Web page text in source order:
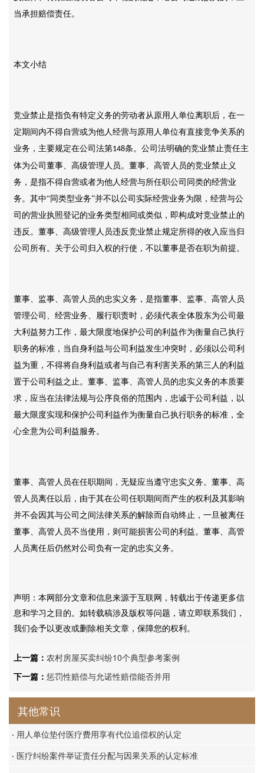
当承担赔偿责任。
本文小结
竞业禁止是指负有特定义务的劳动者从原用人单位离职后，在一
定期间内不得自营或为他人经营与原用人单位有直接竞争关系的
业务，主要规定在公司法第148条。公司法明确的竞业禁止责任主
体为公司董事、高级管理人员。董事、高管人员的竞业禁止义
务，是指不得自营或者为他人经营与所任职公司同类的经营业
务。其中“同类型业务”并不以公司实际经营业务为限，经营与公
司的营业执照登记的业务类型相同或类似，即构成对竞业禁止的
违反。董事、高级管理人员违反竞业禁止规定所得的收入应当归
公司所有。关于公司归入权的行使，不以董事是否在职为前提。
董事、监事、高管人员的忠实义务，是指董事、监事、高管人员
管理公司、经营业务、履行职责时，必须代表全体股东为公司最
大利益努力工作，最大限度地保护公司的利益作为衡量自己执行
职务的标准，当自身利益与公司利益发生冲突时，必须以公司利
益为重，不得将自身利益或者与自己有利害关系的第三人的利益
置于公司利益之止。董事、监事、高管人员的忠实义务的本质要
求，应当在法律法规与公序良俗的范围内，忠诚于公司利益，以
最大限度实现和保护公司利益作为衡量自己执行职务的标准，全
心全意为公司利益服务。
董事、高管人员在任职期间，无疑应当遵守忠实义务。董事、高
管人员离任以后，由于其在公司任职期间而产生的权利及其影响
并不会因其与公司之间法律关系的解除而自动终止，一旦被离任
董事、高管人员不当使用，则可能损害公司的利益。董事、高管
人员离任后仍然对公司负有一定的忠实义务。
声明：本网部分文章和信息来源于互联网，转载出于传递更多信
息和学习之目的。如转载稿涉及版权等问题，请立即联系我们，
我们会予以更改或删除相关文章，保障您的权利。
上一篇： 农村房屋买卖纠纷10个典型参考案例
下一篇：惩罚性赔偿与允诺性赔偿能否并用
其他常识
· 用人单位垫付医疗费用享有代位追偿权的认定
· 医疗纠纷案件举证责任分配与因果关系的认定标准